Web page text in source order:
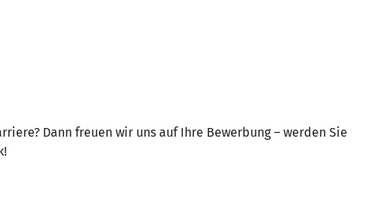
Dann freuen wir uns auf Ihre Bewerbung – werden Sie